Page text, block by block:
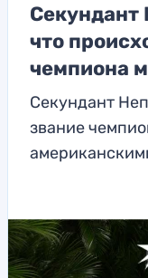
Секундант
что
чемпиона
Секундант
звание